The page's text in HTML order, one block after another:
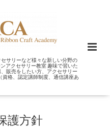
サリーなど様々な新しい分野の
アクセサリー教室 趣味で習いた
販売をしたい方、アクセサリー
資格、認定講師制度、通信講座あ
護方針